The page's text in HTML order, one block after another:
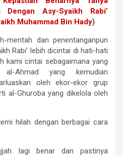
Asy-Syaikh Rabi’
Muhammad Bin Hady)
mentah dan penentanganpun
Rabi’ lebih dicintai di hati-hati
kami cintai sebagaimana yang
Ahmad yang kemudian
oleh ekor-ekor grup
al-Ghuroba yang dikelola oleh
hilah dengan berbagai cara
lagi benar dan pastinya